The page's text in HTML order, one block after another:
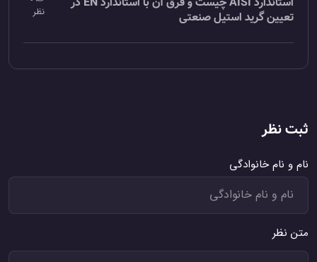
تعیین گرید استیل صنعتی
نظر
ثبت نظر
نام و نام خانوادگی
متن نظر